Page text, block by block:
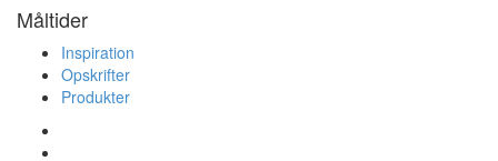
Måltider
Inspiration
Opskrifter
Produkter